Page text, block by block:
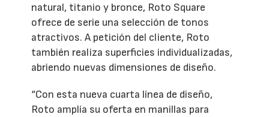
natural, titanio y bronce, Roto Square
ofrece de serie una selección de tonos
atractivos. A petición del cliente, Roto
también realiza superficies individualizadas,
abriendo nuevas dimensiones de diseño.
“Con esta nueva cuarta línea de diseño,
Roto amplía su oferta en manillas para